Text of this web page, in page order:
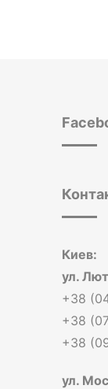
Киев:
ул.
+38
+38
+38
ул.